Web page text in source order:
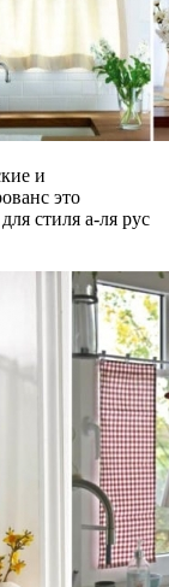
и
это
стиля а-ля рус